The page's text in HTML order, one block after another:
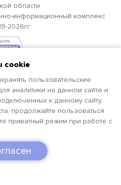
cookie
пользовательские
аналитики на данном сайте и
к данному сайту.
продолжайте пользоваться
приватный режим при работе с
области
информационный комплекс
2026гг.